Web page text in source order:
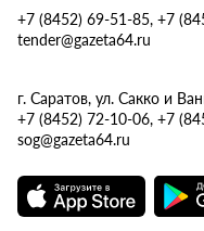
+7 (8452) 69-51-85, +7
tender@gazeta64.ru
г. Саратов, ул. Сакко и
+7 (8452) 72-10-06, +7
sog@gazeta64.ru